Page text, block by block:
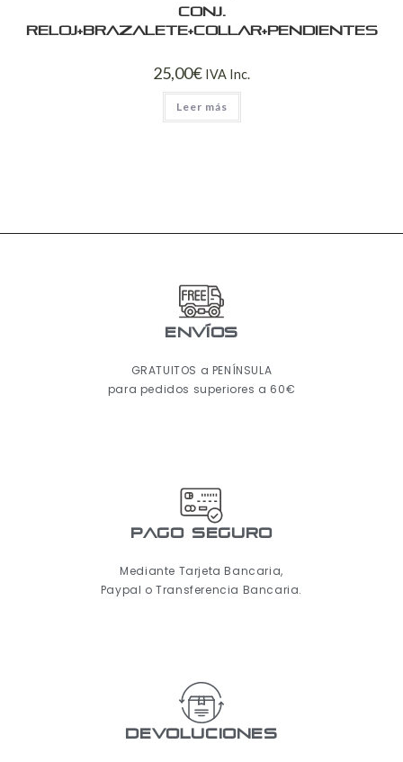
Conj.
reloj+brazalete+collar+pendientes
25,00€ IVA Inc.
Leer más
ENVÍOS
GRATUITOS a PENÍNSULA
para pedidos superiores a 60€
pago seguro
Mediante Tarjeta Bancaria,
Paypal o Transferencia Bancaria.
Devoluciones